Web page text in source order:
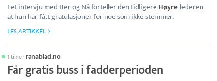
I et intervju med Her og Nå forteller den tidligere Høyre-lederen
at hun har fått gratulasjoner for noe som ikke stemmer.
LES ARTIKKEL
1 time· ranablad.no
Får gratis buss i fadderperioden